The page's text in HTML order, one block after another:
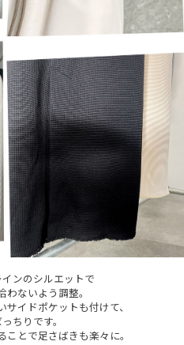
ンのシルエットで
わないよう調整。
サイドポケットも付けて、
ちりです。
とで足さばきも楽々に。